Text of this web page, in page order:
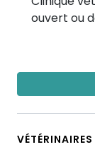
ouvert ou